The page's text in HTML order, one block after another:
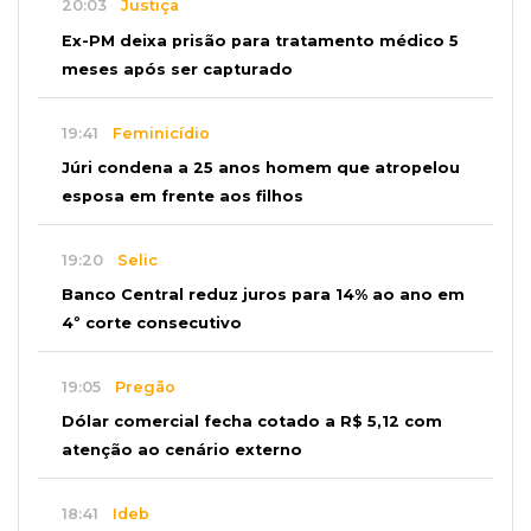
20:03 Justiça
Ex-PM deixa prisão para tratamento médico 5
meses após ser capturado
19:41 Feminicídio
Júri condena a 25 anos homem que atropelou
esposa em frente aos filhos
19:20 Selic
Banco Central reduz juros para 14% ao ano em
4º corte consecutivo
19:05 Pregão
Dólar comercial fecha cotado a R$ 5,12 com
atenção ao cenário externo
18:41 Ideb